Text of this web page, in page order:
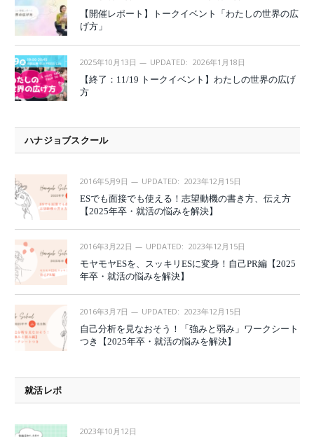
【開催レポート】トークイベント「わたしの世界の広
げ方」
2025年10月13日 UPDATED: 2026年1月18日
【終了：11/19 トークイベント】わたしの世界の広げ
方
ハナジョブスクール
2016年5月9日 UPDATED: 2023年12月15日
ESでも面接でも使える！志望動機の書き方、伝え方
【2025年卒・就活の悩みを解決】
2016年3月22日 UPDATED: 2023年12月15日
モヤモヤESを、スッキリESに変身！自己PR編【2025
年卒・就活の悩みを解決】
2016年3月7日 UPDATED: 2023年12月15日
自己分析を見なおそう！「強みと弱み」ワークシート
つき【2025年卒・就活の悩みを解決】
就活レポ
2023年10月12日